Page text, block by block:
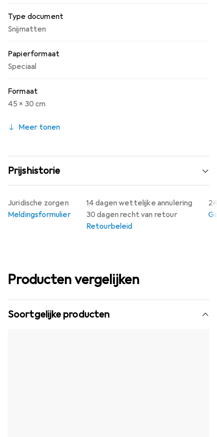
Type document
Snijmatten
Papierformaat
Speciaal
Formaat
45 x 30 cm
Meer tonen
Prijshistorie
14 dagen wettelijke annulering
30 dagen recht van retour
Retourbeleid
Juridische zorgen
Meldingsformulier
Producten vergelijken
Soortgelijke producten